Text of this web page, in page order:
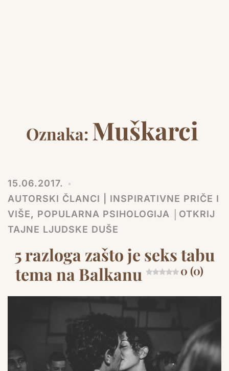
Oznaka: Muškarci
15.06.2017.
AUTORSKI ČLANCI | INSPIRATIVNE PRIČE I
VIŠE, POPULARNA PSIHOLOGIJA │OTKRIJ
TAJNE LJUDSKE DUŠE
5 razloga zašto je seks tabu
tema na Balkanu
0 (0)